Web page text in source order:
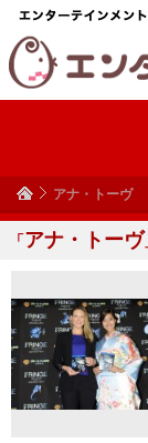
アナ・トーヴ
「アナ・トーヴ